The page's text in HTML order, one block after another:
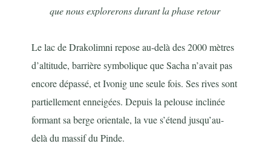
que nous explorerons durant la phase retour
Le lac de Drakolimni repose au-delà des 2000 mètres
d’altitude, barrière symbolique que Sacha n’avait pas
encore dépassé, et Ivonig une seule fois. Ses rives sont
partiellement enneigées. Depuis la pelouse inclinée
formant sa berge orientale, la vue s’étend jusqu’au-
delà du massif du Pinde.